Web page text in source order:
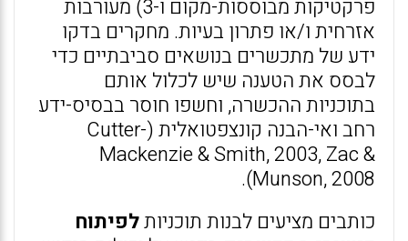
פרקטיקות מבוססות-מקום ו-3) מעורבות
אזרחית ו/או פתרון בעיות. מחקרים בדקו
ידע של מתכשרים בנושאים סביבתיים כדי
לבסס את הטענה שיש לכלול אותם
בתוכניות ההכשרה, וחשפו חוסר בבסיס-ידע
רחב ואי-הבנה קונצפטואלית (Cutter-
Mackenzie & Smith, 2003, Zac &
Munson, 2008).
כותבים מציעים לבנות תוכניותלפיתוח